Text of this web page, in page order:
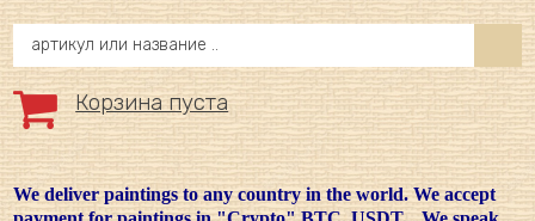
Корзина пуста
We deliver paintings to any country in the world. We accept